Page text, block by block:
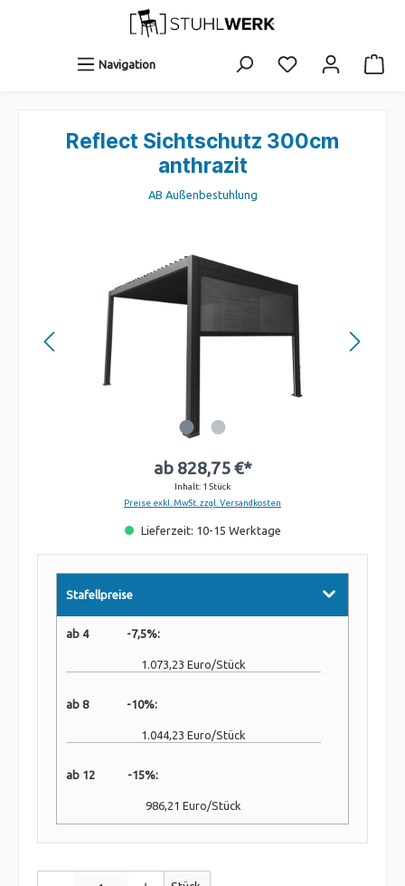
Navigation
Reflect Sichtschutz 300cm
anthrazit
AB Außenbestuhlung
ab 828,75 €*
Inhalt: 1 Stück
Preise exkl. MwSt. zzgl. Versandkosten
Lieferzeit: 10-15 Werktage
Stafellpreise
ab 4 -7,5%:
1.073,23 Euro/Stück
ab 8 -10%:
1.044,23 Euro/Stück
ab 12 -15%:
986,21 Euro/Stück